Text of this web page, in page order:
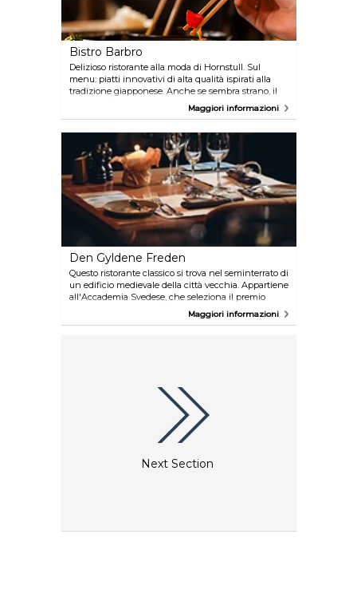
Bistro Barbro
Delizioso ristorante alla moda di Hornstull. Sul
menu: piatti innovativi di alta qualità ispirati alla
tradizione giapponese. Anche se sembra strano, il
primo bar/cinema di Svezia si trova in un
Maggiori informazioni
Den Gyldene Freden
Questo ristorante classico si trova nel seminterrato di
un edificio medievale della città vecchia. Appartiene
all'Accademia Svedese, che seleziona il premio
Nobel per la letteratura. La leggenda vuole che
l'assegnazione di molti premi Nobel sia stata decisa
Maggiori informazioni
Next Section